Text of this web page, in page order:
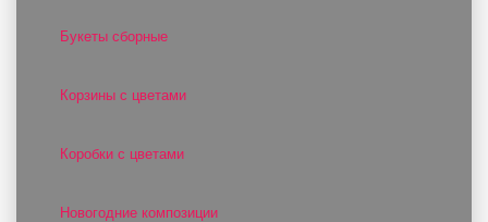
Букеты сборные
Корзины с цветами
Коробки с цветами
Новогодние композиции